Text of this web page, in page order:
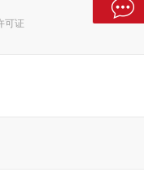
可证